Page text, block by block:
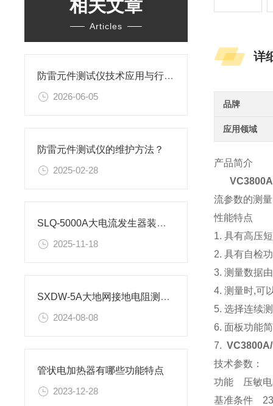
相关文章
Articles
防雷元件测试仪技术应用与行业发展探究——以上海胜绪电气产品体系为研究样本
2026-06-05
防雷元件测试仪的维护方法？
2025-02-28
SLQ-5000A大电流发生器装置组成部分及安全操作规程
2025-11-18
SXDW-5A大地网接地电阻测试仪测试原理
2024-08-08
管状电加热器有哪些功能特点
2023-12-28
详
品牌
应用领域
产品简介
流参数的测
性能特点
1. 具有高压
2. 具有自检
3. 测量数据
4. 测量时,可
5. 选择连续
6. 面板功能
7.
技术参数：
功能 压敏电
基准条件